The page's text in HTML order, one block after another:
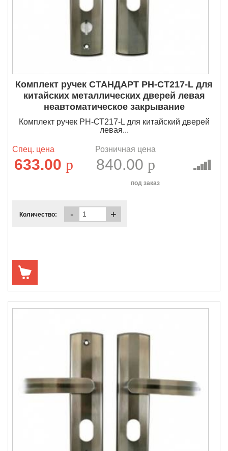
Комплект ручек СТАНДАРТ РН-СТ217-L для
китайских металлических дверей левая
неавтоматическое закрывание
Комплект ручек РН-СТ217-L для китайский дверей
левая...
Спец. цена
633.00 p
Розничная цена
840.00 p
под заказ
Количество: - +